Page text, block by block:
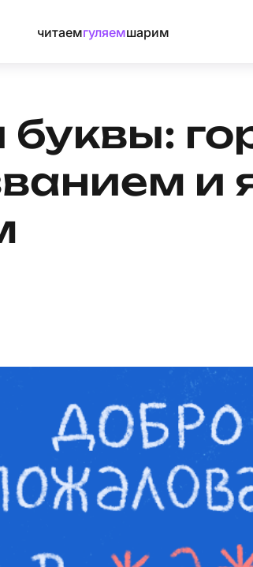
читаемгуляемшарим
и